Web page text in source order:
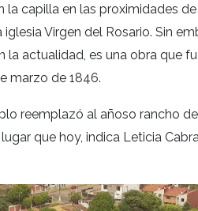
la capilla en las proximidades
Virgen del Rosario. Sin
actualidad, es una obra que
marzo de 1846.
reemplazó al añoso rancho
que hoy, indica Leticia